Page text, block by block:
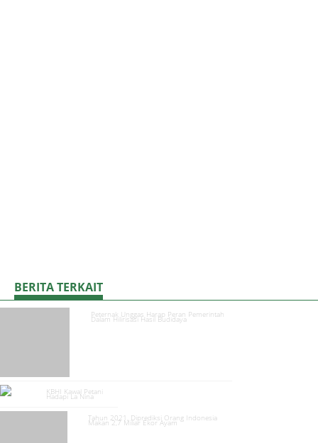
BERITA TERKAIT
Peternak Unggas Harap Peran Pemerintah
Dalam Hilirisasi Hasil Budidaya
KBHI Kawal Petani
Hadapi La Nina
Tahun 2021, Diprediksi Orang Indonesia
Makan 2,7 Miliar Ekor Ayam